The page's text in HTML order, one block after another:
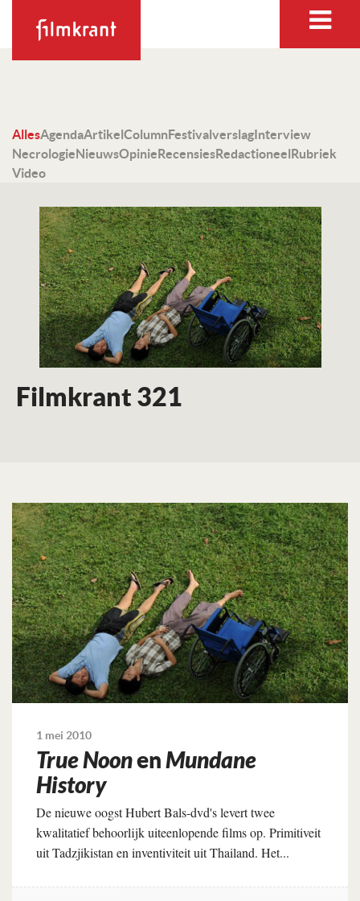
AllesAgendaArtikelColumnFestivalverslagInterview
NecrologieNieuwsOpinieRecensiesRedactioneelRubriek
Video
Filmkrant 321
1 mei 2010
True NoonenMundane
History
De nieuwe oogst Hubert Bals-dvd's levert twee
kwalitatief behoorlijk uiteenlopende films op. Primitiveit
uit Tadzjikistan en inventiviteit uit Thailand. Het...